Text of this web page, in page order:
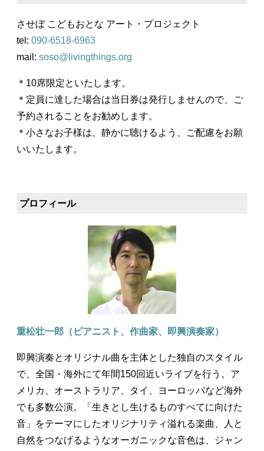
させぼ こどもおとな アート・プロジェクト
tel: 090-6518-6963
mail: soso@livingthings.org
＊10席限定といたします。
＊定員に達した場合は当日券は発行しませんので、ご
予約されることをお勧めします。
＊小さなお子様は、静かに聴けるよう、ご配慮をお願
いいたします。
プロフィール
重松壮一郎（ピアニスト、作曲家、即興演奏家）
即興演奏とオリジナル曲を主体とした独自のスタイル
で、全国・海外にて年間150回近いライブを行う。ア
メリカ、オーストラリア、タイ、ヨーロッパなど海外
でも多数公演。「生きとし生けるものすべてに向けた
音」をテーマにしたオリジナリティ溢れる楽曲、人と
自然をつなげるようなオーガニックな音色は、ジャン